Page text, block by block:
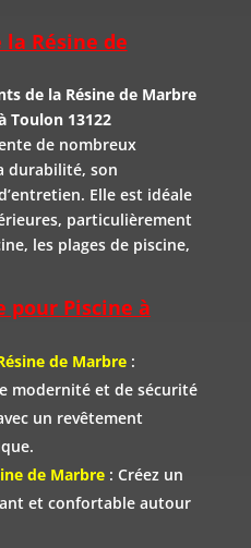
Résine de
de la Résine de Marbre
Toulon 13122
de nombreux
durabilité, son
Elle est idéale
particulièrement
les plages de piscine,
pour Piscine à
de Marbre:
modernité et de sécurité
un revêtement
de Marbre: Créez un
et confortable autour